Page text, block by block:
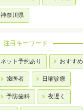
神奈川県
注目キーワード
ネット予約あり おすすめ
歯医者 日曜診療
予防歯科 夜遅く